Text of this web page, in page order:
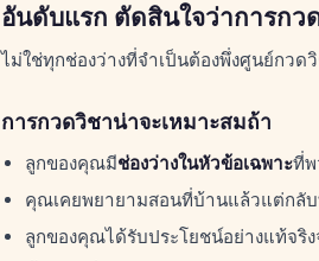
อันดับแรก ตัดสินใจว่าการกว
ไม่ใช่ทุกช่องว่างที่จำเป็นต้องพึ่งศูนย์กว
การกวดวิชาน่าจะเหมาะสมถ้า
ลูกของคุณมีช่องว่างในหัวข้อเฉพาะที่พ
คุณเคยพยายามสอนที่บ้านแล้วแต่กลั
ลูกของคุณได้รับประโยชน์อย่างแท้จริ